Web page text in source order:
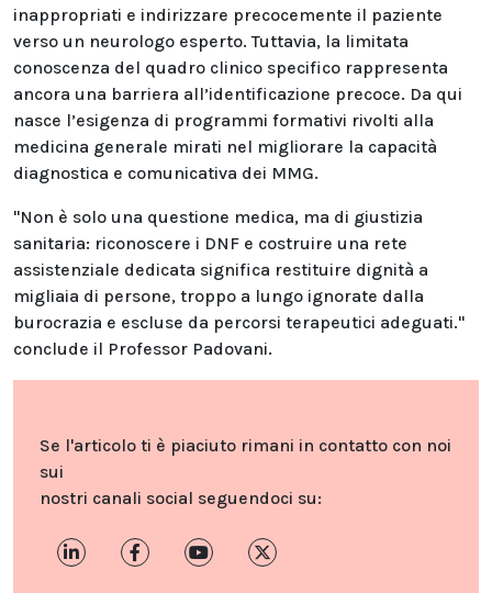
inappropriati e indirizzare precocemente il paziente
verso un neurologo esperto. Tuttavia, la limitata
conoscenza del quadro clinico specifico rappresenta
ancora una barriera all’identificazione precoce. Da qui
nasce l’esigenza di programmi formativi rivolti alla
medicina generale mirati nel migliorare la capacità
diagnostica e comunicativa dei MMG.
"Non è solo una questione medica, ma di giustizia
sanitaria: riconoscere i DNF e costruire una rete
assistenziale dedicata significa restituire dignità a
migliaia di persone, troppo a lungo ignorate dalla
burocrazia e escluse da percorsi terapeutici adeguati."
conclude il Professor Padovani.
Se l'articolo ti è piaciuto rimani in contatto con noi
sui
nostri canali social seguendoci su: